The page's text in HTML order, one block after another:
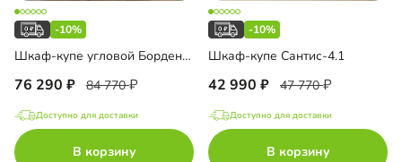
-10%
Шкаф-купе угловой Борден-6-1 1600 Премиум
76 290 84 770
Доступно для доставки
В корзину
-10%
Шкаф-купе Сантис-4.1
42 990 47 770
Доступно для доставки
В корзину